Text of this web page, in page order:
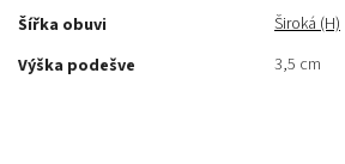
Šířka obuvi
Široká (H)
Výška podešve
3,5 cm